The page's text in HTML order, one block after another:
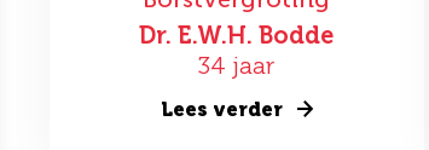
Dr. E.W.H. Bodde
34 jaar
Lees verder